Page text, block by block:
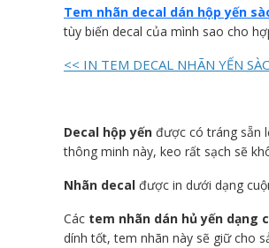
Tem nhãn decal dán hộp yến
tùy biến decal của mình sao cho
<< IN TEM DECAL NHÃN YẾN
Decal hộp yến được có tráng sẵn
thông minh này, keo rất sạch sẽ
Nhãn decal được in dưới dạng
Các tem nhãn dán hủ yến dạng
dính tốt, tem nhãn này sẽ giữ cho